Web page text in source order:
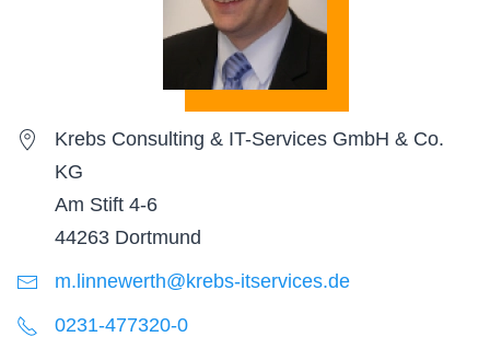
Krebs Consulting & IT-Services GmbH & Co.
KG
Am Stift 4-6
44263 Dortmund
m.linnewerth@krebs-itservices.de
0231-477320-0